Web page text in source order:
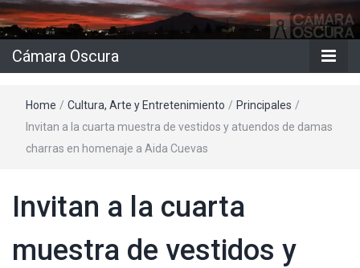
Oscura
Cámara Oscura
Home / Cultura, Arte y Entretenimiento / Principales /
Invitan a la cuarta muestra de vestidos y atuendos de damas
charras en homenaje a Aida Cuevas
Invitan a la cuarta
muestra de vestidos y